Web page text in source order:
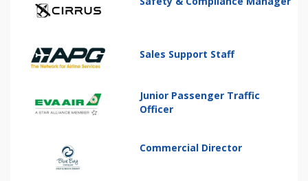
Sales Support Staff
Junior Passenger Traffic
Officer
Commercial Director